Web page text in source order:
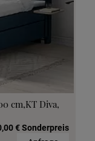
cm,KT Diva,
€ Sonderpreis